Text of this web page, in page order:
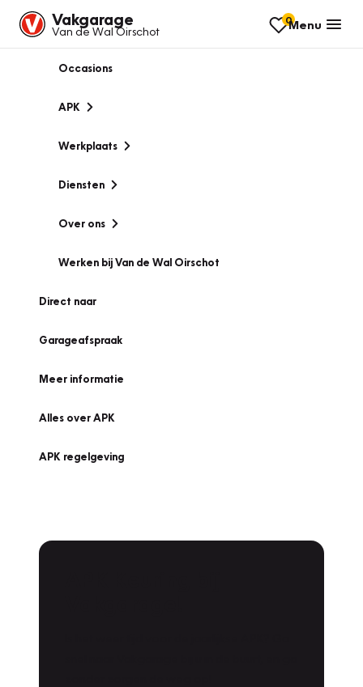
Vakgarage
Van de Wal Oirschot
0Menu
Occasions
APK
Werkplaats
Diensten
Over ons
Werken bij Van de Wal Oirschot
Direct naar
Garageafspraak
Meer informatie
Alles over APK
APK regelgeving